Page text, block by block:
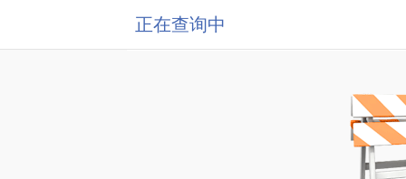
正在查询中